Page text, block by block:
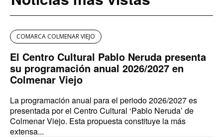
COMARCA COLMENAR VIEJO
El Centro Cultural Pablo Neruda presenta
su programación anual 2026/2027 en
Colmenar Viejo
La programación anual para el periodo 2026/2027 es
presentada por el Centro Cultural ‘Pablo Neruda’ de
Colmenar Viejo. Esta propuesta constituye la más
extensa...